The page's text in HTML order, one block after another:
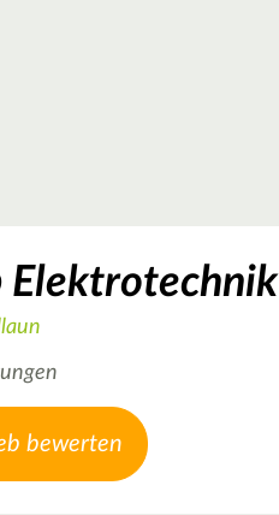
Elektrotechnik
bewerten